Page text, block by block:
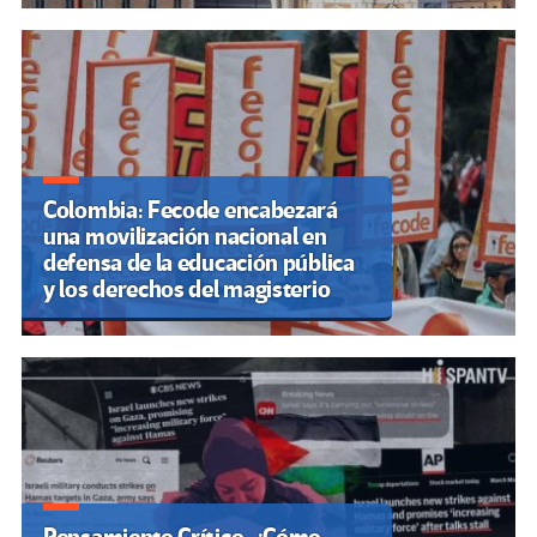
Colombia: Fecode encabezará
una movilización nacional en
defensa de la educación pública
y los derechos del magisterio